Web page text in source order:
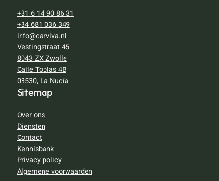
+31 6 14 90 86 31
+34 681 036 349
info@carviva.nl
Vestingstraat 45
8043 ZX Zwolle
Calle Tobias 4B
03530, La Nucía
Sitemap
Over ons
Diensten
Contact
Kennisbank
Privacy policy
Algemene voorwaarden